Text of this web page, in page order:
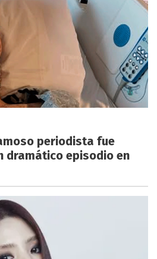
periodista fue
dramático episodio en